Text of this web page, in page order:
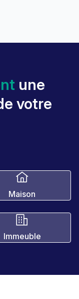
une
votre
Maison
Immeuble